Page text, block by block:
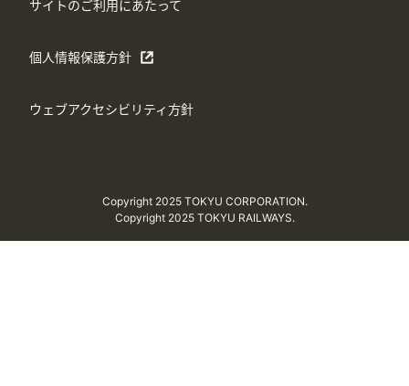
サイトのご利用にあたって
個人情報保護方針
ウェブアクセシビリティ方針
Copyright 2025 TOKYU CORPORATION.
Copyright 2025 TOKYU RAILWAYS.